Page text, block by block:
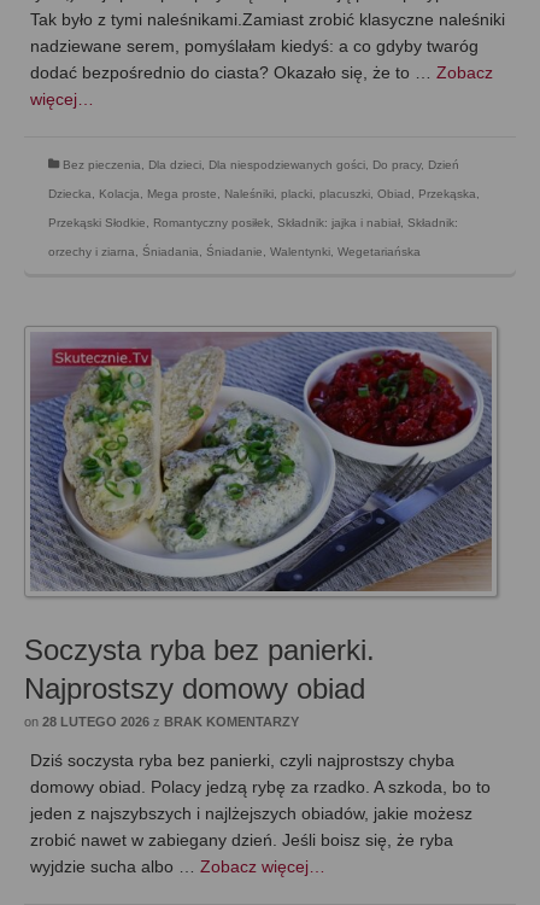
Tak było z tymi naleśnikami.Zamiast zrobić klasyczne naleśniki
nadziewane serem, pomyślałam kiedyś: a co gdyby twaróg
dodać bezpośrednio do ciasta? Okazało się, że to … Zobacz
więcej…
Bez pieczenia Dla dzieci Dla niespodziewanych gości Do pracy, Dzień
Dziecka Kolacja Mega proste Naleśniki, placki, placuszki Obiad Przekąska
Przekąski Słodkie Romantyczny posiłek Składnik: jajka i nabiał Składnik:
orzechy i ziarna Śniadania Śniadanie Walentynki Wegetariańska
Soczysta ryba bez panierki.
Najprostszy domowy obiad
on 28 LUTEGO 2026 z BRAK KOMENTARZY
Dziś soczysta ryba bez panierki, czyli najprostszy chyba
domowy obiad. Polacy jedzą rybę za rzadko. A szkoda, bo to
jeden z najszybszych i najlżejszych obiadów, jakie możesz
zrobić nawet w zabiegany dzień. Jeśli boisz się, że ryba
wyjdzie sucha albo … Zobacz więcej…